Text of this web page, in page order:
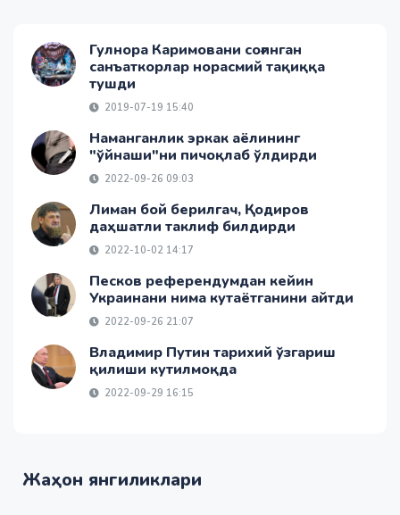
Гулнора Каримовани соғинган
санъаткорлар норасмий тақиққа
тушди
2019-07-19 15:40
Наманганлик эркак аёлининг
"ўйнаши"ни пичоқлаб ўлдирди
2022-09-26 09:03
Лиман бой берилгач, Қодиров
даҳшатли таклиф билдирди
2022-10-02 14:17
Песков референдумдан кейин
Украинани нима кутаётганини айтди
2022-09-26 21:07
Владимир Путин тарихий ўзгариш
қилиши кутилмоқда
2022-09-29 16:15
Жаҳон янгиликлари